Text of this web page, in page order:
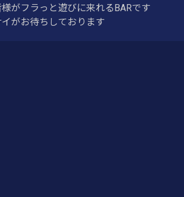
がフラっと遊びに来れるBARです
がお待ちしております